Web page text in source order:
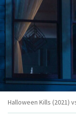
Halloween Kills (2021)